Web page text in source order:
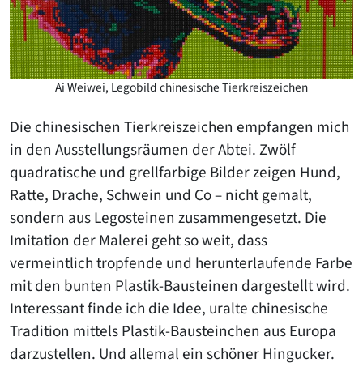
Ai Weiwei, Legobild chinesische Tierkreiszeichen
Die chinesischen Tierkreiszeichen empfangen mich
in den Ausstellungsräumen der Abtei. Zwölf
quadratische und grellfarbige Bilder zeigen Hund,
Ratte, Drache, Schwein und Co – nicht gemalt,
sondern aus Legosteinen zusammengesetzt. Die
Imitation der Malerei geht so weit, dass
vermeintlich tropfende und herunterlaufende Farbe
mit den bunten Plastik-Bausteinen dargestellt wird.
Interessant finde ich die Idee, uralte chinesische
Tradition mittels Plastik-Bausteinchen aus Europa
darzustellen. Und allemal ein schöner Hingucker.